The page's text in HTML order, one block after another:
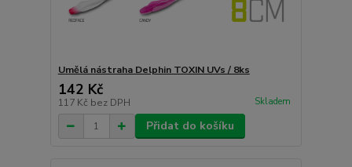
Umělá nástraha Delphin TOXIN UVs / 8ks
142 Kč
117 Kč bez DPH Skladem
Přidat do košíku